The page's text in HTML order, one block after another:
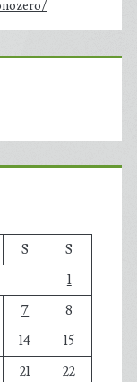
S
S
1
7
8
14
15
21
22